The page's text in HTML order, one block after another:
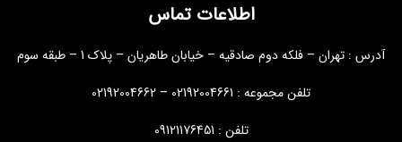
اطلاعات تماس
آدرس : تهران – فلکه دوم صادقیه – خیابان طاهریان – پلاک 1 – طبقه سوم
تلفن مجموعه : 02192004661 – 02192004662
تلفن : 09121176451